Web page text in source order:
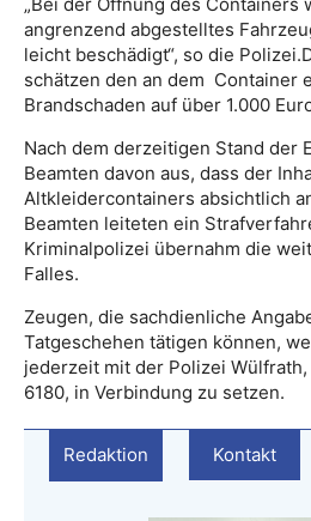
angrenzend abgestelltes
leicht beschädigt“, so die
schätzen den an dem Container
Brandschaden auf über 1.000
Nach dem derzeitigen Stand der
Beamten davon aus, dass der
Altkleidercontainers absichtlich
Beamten leiteten ein
Kriminalpolizei übernahm die
Falles.
Zeugen, die sachdienliche
Tatgeschehen tätigen können,
jederzeit mit der Polizei
6180, in Verbindung zu setzen.
Redaktion Kontakt